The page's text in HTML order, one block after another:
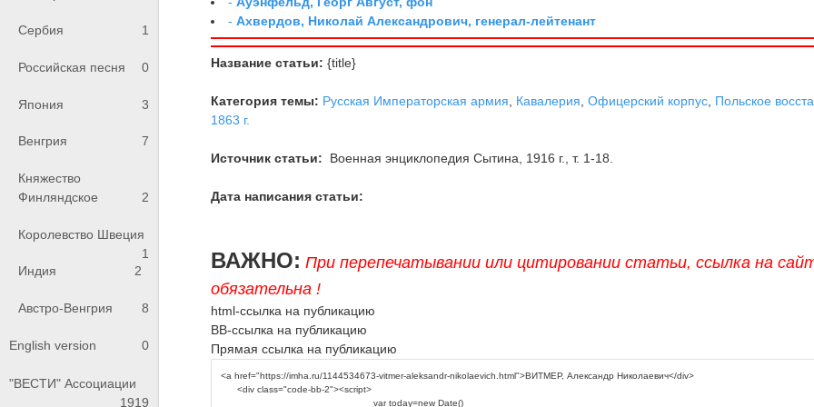
Сербия 1
Российская песня 0
Япония 3
Венгрия 7
Княжество
Финляндское
2
Королевство Швеция
1
Индия
2
Австро-Венгрия 8
English version 0
"ВЕСТИ" Ассоциации
1919
-Ахвердов, Николай Александрович, генерал-лейтенант
Название статьи: {title}
Категория темы: Русская Императорская армия Кавалерия ,Офицерский корпус Польское
1863 г.
Источник статьи: Военная энциклопедия Сытина, 1916 г., т. 1-18.
Дата написания статьи:
ВАЖНО: При перепечатывании или цитировании статьи, ссылка на
обязательна !
html-ссылка на публикацию
BB-ссылка на публикацию
Прямая ссылка на публикацию